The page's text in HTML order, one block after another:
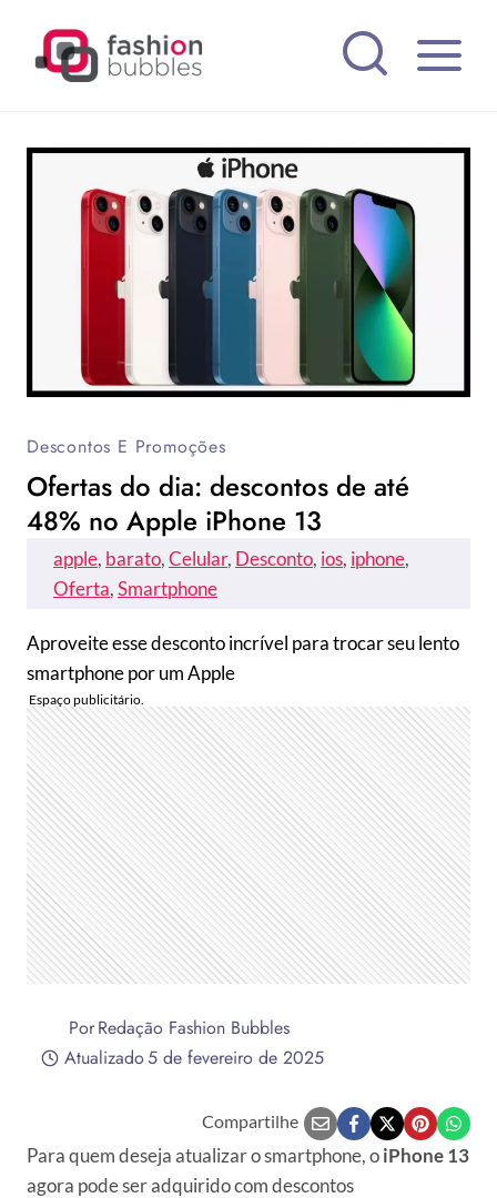
Descontos E Promoções
Ofertas do dia: descontos de até
48% no Apple iPhone 13
apple, barato, Celular, Desconto, ios, iphone
Oferta, Smartphone
Aproveite esse desconto incrível para trocar seu lento
smartphone por um Apple
PorRedação Fashion Bubbles
Atualizado5 de fevereiro de 2025
Compartilhe
Para quem deseja atualizar o smartphone, oiPhone 13
agora pode ser adquirido com descontos